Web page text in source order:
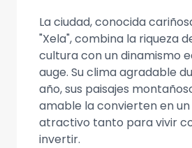
La ciudad, conocida
"Xela", combina la riqueza
cultura con un dinamismo
auge. Su clima agradable
año, sus paisajes
amable la convierten en
atractivo tanto para vivir
invertir.